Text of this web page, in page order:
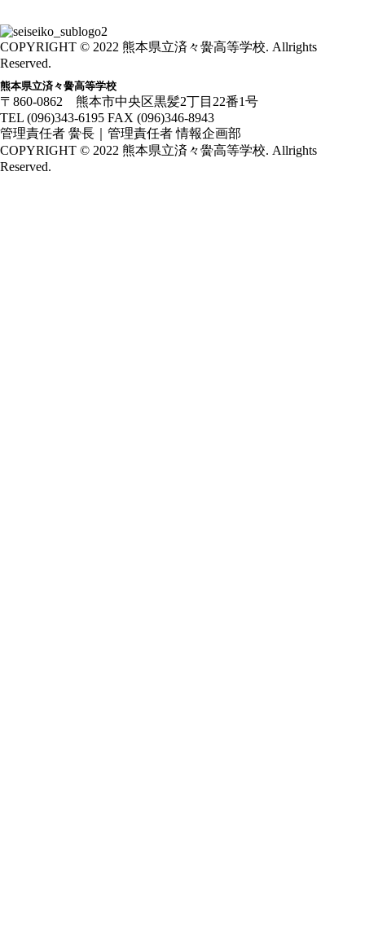
COPYRIGHT © 2022 熊本県立済々黌高等学校. Allrights
Reserved.
熊本県立済々黌高等学校
〒860-0862 熊本市中央区黒髪2丁目22番1号
TEL (096)343-6195 FAX (096)346-8943
管理責任者 黌長｜管理責任者 情報企画部
COPYRIGHT © 2022 熊本県立済々黌高等学校. Allrights
Reserved.